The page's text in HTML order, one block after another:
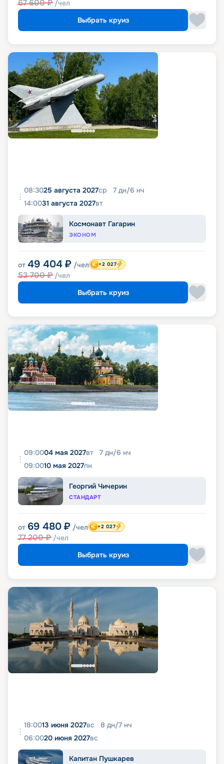
67 600₽ /чел
Выбрать круиз
08:3025 августа 2027ср 7 дн/6 нч
14:0031 августа 2027вт
Космонавт Гагарин
ЭКОНОМ
от 49 404 ₽ /чел
53 700₽ /чел
+2 027
Выбрать круиз
09:0004 мая 2027вт 7 дн/6 нч
09:0010 мая 2027пн
Георгий Чичерин
СТАНДАРТ
от 69 480 ₽ /чел
77 200₽ /чел
+2 027
Выбрать круиз
18:0013 июня 2027вс 8 дн/7 нч
06:0020 июня 2027вс
Капитан Пушкарев